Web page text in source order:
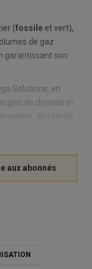
(fossile et vert),
de gaz
garantissant son
Solutions, en
de demain et
de l'étude